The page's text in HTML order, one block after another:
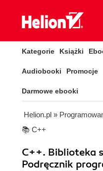
Kategorie Książki
Audiobooki Promocje
Darmowe ebooki
Helion.pl »
📚 C++
C++. Biblioteka
Podręcznik